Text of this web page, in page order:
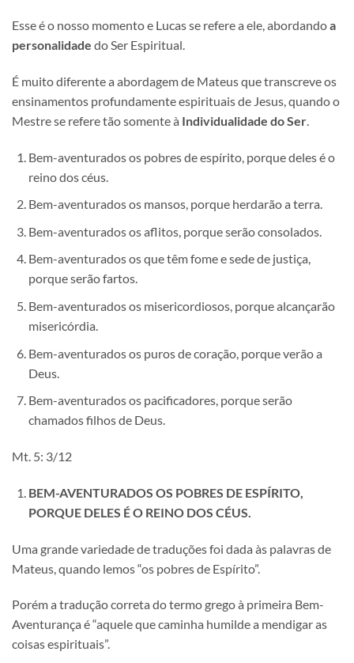
Esse é o nosso momento e Lucas se refere a ele, abordandoa
personalidade do Ser Espiritual.
É muito diferente a abordagem de Mateus que transcreve os
ensinamentos profundamente espirituais de Jesus, quando o
Mestre se refere tão somente à Individualidade do Ser.
Bem-aventurados os pobres de espírito, porque deles é o
reino dos céus.
Bem-aventurados os mansos, porque herdarão a terra.
Bem-aventurados os aflitos, porque serão consolados.
Bem-aventurados os que têm fome e sede de justiça,
porque serão fartos.
Bem-aventurados os misericordiosos, porque alcançarão
misericórdia.
Bem-aventurados os puros de coração, porque verão a
Deus.
Bem-aventurados os pacificadores, porque serão
chamados filhos de Deus.
Mt. 5: 3/12
BEM-AVENTURADOS OS POBRES DE ESPÍRITO,
PORQUE DELES É O REINO DOS CÉUS.
Uma grande variedade de traduções foi dada às palavras de
Mateus, quando lemos “os pobres de Espírito”.
Porém a tradução correta do termo grego à primeira Bem-
Aventurança é “aquele que caminha humilde a mendigar as
coisas espirituais”.